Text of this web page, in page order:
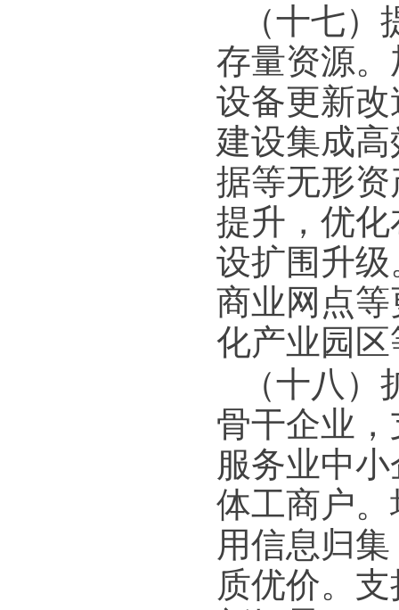
（十七
存量资源
设备更新
建设集成
据等无形
提升，优
设扩围升
商业网点
化产业园
（十八
骨干企业
服务业中
体工商户
用信息归
质优价。